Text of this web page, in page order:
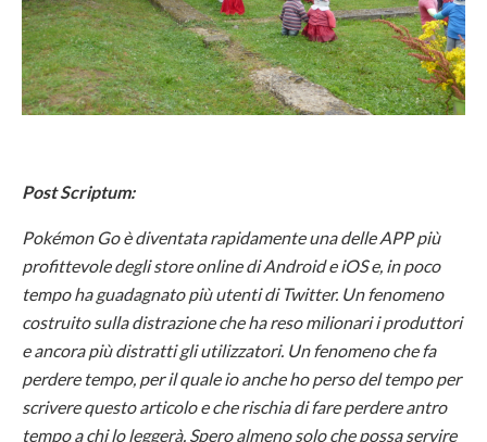
Post Scriptum:
PokémonGo è diventata rapidamente una delle APP più
profittevole degli store online di Android e iOS e, in poco
tempo ha guadagnato più utenti di Twitter. Un fenomeno
costruito sulla distrazione che ha reso milionari i produttori
e ancora più distratti gli utilizzatori. Un fenomeno che fa
perdere tempo, per il quale io anche ho perso del tempo per
scrivere questo articolo e che rischia di fare perdere antro
tempo a chi lo leggerà. Spero almeno solo che possa servire